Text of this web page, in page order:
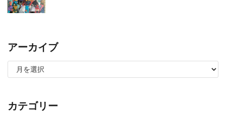
アーカイブ
カテゴリー